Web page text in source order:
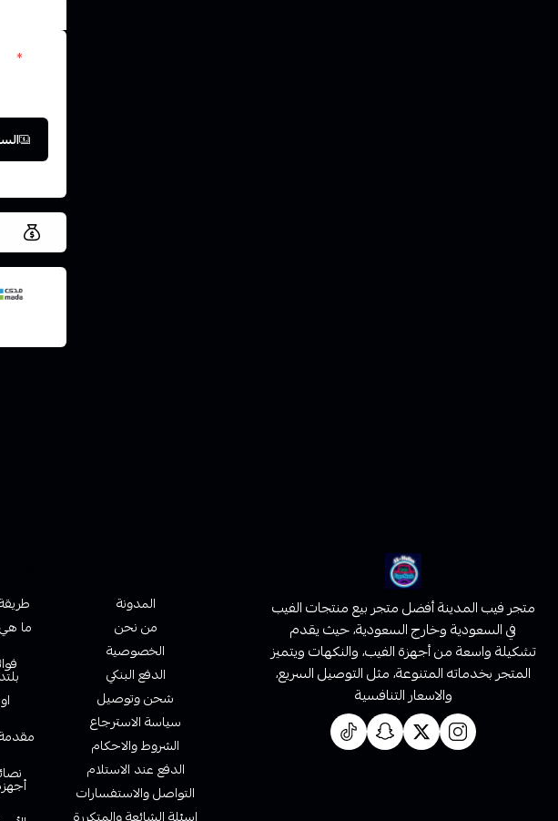
*
متجر فيب المدينة أفضل متجر بيع منتجات الفيب
في السعودية وخارج السعودية، حيث يقدم
تشكيلة واسعة من أجهزة الفيب، والنكهات ويتميز
المتجر بخدماته المتنوعة، مثل التوصيل السريع،
والاسعار التنافسية
المدونة
من نحن
الخصوصية
الدفع البنكي
شحن وتوصيل
سياسة الاسترجاع
الشروط والاحكام
الدفع عند الاستلام
التواصل والاستفسارات